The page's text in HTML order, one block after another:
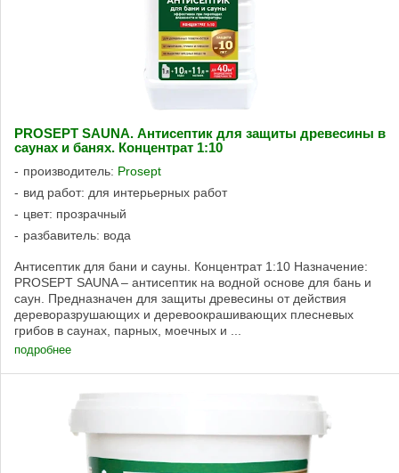
PROSEPT SAUNA. Антисептик для защиты древесины в
саунах и банях. Концентрат 1:10
производитель: Prosept
вид работ: для интерьерных работ
цвет: прозрачный
разбавитель: вода
Антисептик для бани и сауны. Концентрат 1:10 Назначение:
PROSEPT SAUNA – антисептик на водной основе для бань и
саун. Предназначен для защиты древесины от действия
дереворазрушающих и деревоокрашивающих плесневых
грибов в саунах, парных, моечных и ...
подробнее